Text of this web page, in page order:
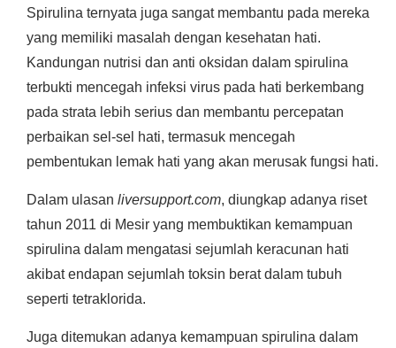
Spirulina ternyata juga sangat membantu pada mereka
yang memiliki masalah dengan kesehatan hati.
Kandungan nutrisi dan anti oksidan dalam spirulina
terbukti mencegah infeksi virus pada hati berkembang
pada strata lebih serius dan membantu percepatan
perbaikan sel-sel hati, termasuk mencegah
pembentukan lemak hati yang akan merusak fungsi hati.
Dalam ulasan liversupport.com, diungkap adanya riset
tahun 2011 di Mesir yang membuktikan kemampuan
spirulina dalam mengatasi sejumlah keracunan hati
akibat endapan sejumlah toksin berat dalam tubuh
seperti tetraklorida.
Juga ditemukan adanya kemampuan spirulina dalam